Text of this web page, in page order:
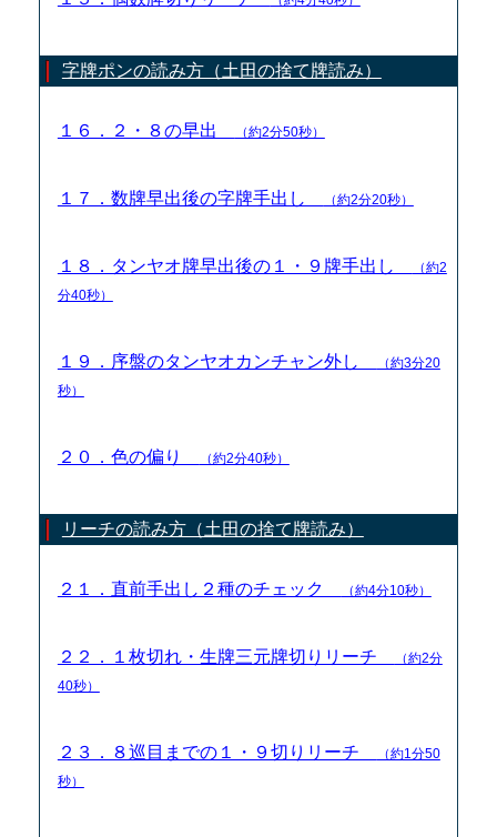
字牌ポンの読み方（土田の捨て牌読み）
１６．２・８の早出 （約2分50秒）
１７．数牌早出後の字牌手出し （約2分20秒）
１８．タンヤオ牌早出後の１・９牌手出し
（約2
分40秒）
１９．序盤のタンヤオカンチャン外し
（約3分20
秒）
２０．色の偏り （約2分40秒）
リーチの読み方（土田の捨て牌読み）
２１．直前手出し２種のチェック （約4分10秒）
２２．１枚切れ・生牌三元牌切りリーチ
（約2分
40秒）
２３．８巡目までの１・９切りリーチ
（約1分50
秒）